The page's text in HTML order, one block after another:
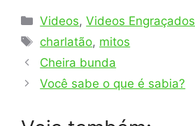
Categorias
Videos,Videos Engraçados
Tags
charlatão, mitos
Cheira bunda
Você sabe o que é sabia?